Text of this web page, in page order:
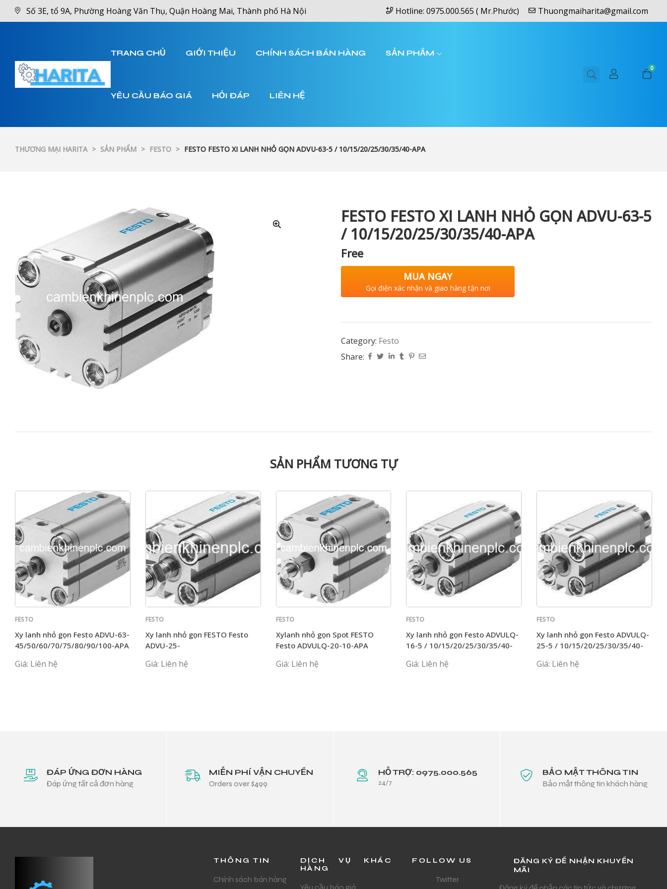
Số 3E, tổ 9A, Phường Hoàng Văn Thụ, Quận Hoàng Mai, Thành phố Hà Nội Hotline: 0975.000.565 ( Mr.Phước) Thuongmaiharita@gmail.com
TRANG CHỦ GIỚI THIỆU CHÍNH SÁCH BÁN HÀNG SẢN PHẨM
YÊU CẦU BÁO GIÁ HỎI ĐÁP LIÊN HỆ
0
THƯƠNG MẠI HARITA > SẢN PHẨM > FESTO > FESTO FESTO XI LANH NHỎ GỌN ADVU-63-5 / 10/15/20/25/30/35/40-APA
FESTO FESTO XI LANH NHỎ GỌN ADVU-63-5
/ 10/15/20/25/30/35/40-APA
Free
MUA NGAY
Gọi điện xác nhận và giao hàng tận nơi
Category: Festo
Share:
SẢN PHẨM TƯƠNG TỰ
FESTO
Xy lanh nhỏ gọn Festo ADVU-63-
45/50/60/70/75/80/90/100-APA
Giá: Liên hệ
FESTO
Xy lanh nhỏ gọn FESTO Festo
ADVU-25-
Giá: Liên hệ
FESTO
Xylanh nhỏ gọn Spot FESTO
Festo ADVULQ-20-10-APA
Giá: Liên hệ
FESTO
Xy lanh nhỏ gọn Festo ADVULQ-
16-5 / 10/15/20/25/30/35/40-
Giá: Liên hệ
FESTO
Xy lanh nhỏ gọn Festo ADVULQ-
25-5 / 10/15/20/25/30/35/40-
Giá: Liên hệ
ĐÁP ỨNG ĐƠN HÀNG
Đáp ứng tất cả đơn hàng
MIỄN PHÍ VẬN CHUYỂN
Orders over $499
HỖ TRỢ: 0975.000.565
24/7
BẢO MẬT THÔNG TIN
Bảo mật thông tin khách hàng
THÔNG TIN
Chính sách bán hàng
DỊCH VỤ KHÁC
HÀNG
FOLLOW US
Twitter
ĐĂNG KÝ ĐỂ NHẬN KHUYẾN
MÃI